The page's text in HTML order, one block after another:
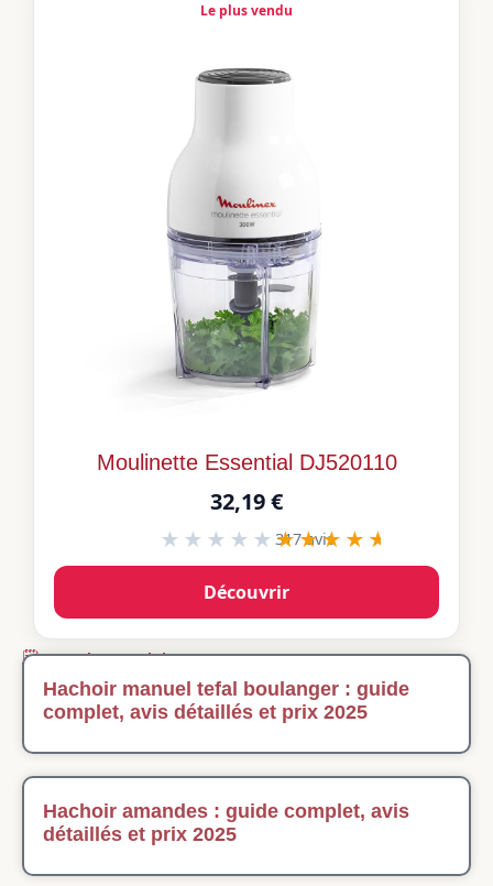
Le plus vendu
Moulinette Essential DJ520110
32,19 €
★★★★★ ★★★★★
317 avis
Découvrir
🗒️ Derniers articles
Hachoir manuel tefal boulanger : guide
complet, avis détaillés et prix 2025
Hachoir amandes : guide complet, avis
détaillés et prix 2025